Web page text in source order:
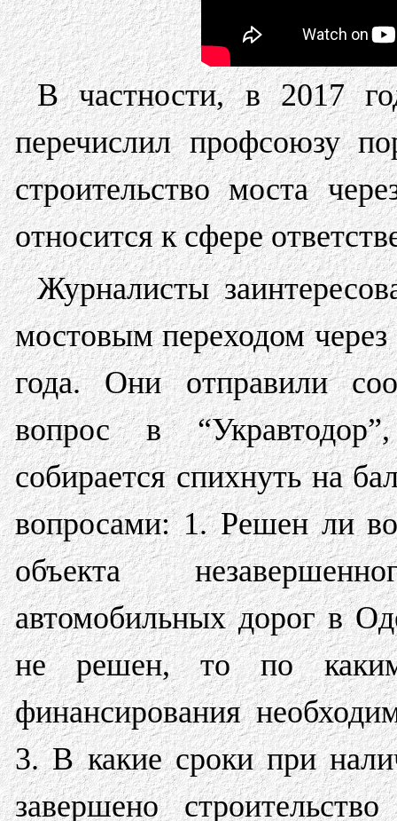
В частности, в 2017
перечислил профсоюзу
строительство моста
относится к сфере
Журналисты
мостовым переходом
года. Они отправили
вопрос в
собирается спихнуть на
вопросами: 1. Решен ли
объекта
автомобильных дорог в
не решен, то по
финансирования
3. В какие сроки при
завершено